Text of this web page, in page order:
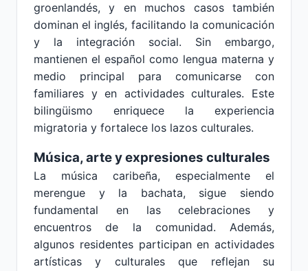
groenlandés, y en muchos casos también
dominan el inglés, facilitando la comunicación
y la integración social. Sin embargo,
mantienen el español como lengua materna y
medio principal para comunicarse con
familiares y en actividades culturales. Este
bilingüismo enriquece la experiencia
migratoria y fortalece los lazos culturales.
Música, arte y expresiones culturales
La música caribeña, especialmente el
merengue y la bachata, sigue siendo
fundamental en las celebraciones y
encuentros de la comunidad. Además,
algunos residentes participan en actividades
artísticas y culturales que reflejan su